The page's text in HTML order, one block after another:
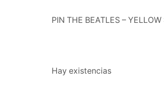
PIN THE BEATLES –
Hay existencias